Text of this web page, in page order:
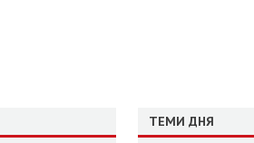
ТЕМИ ДНЯ